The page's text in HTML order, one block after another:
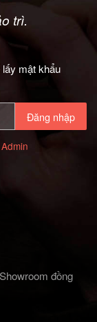
trì.
mật khẩu
Đăng nhập
đồng